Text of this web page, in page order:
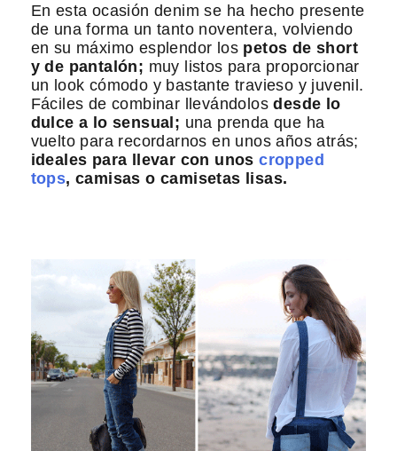
En esta ocasión denim se ha hecho presente
de una forma un tanto noventera, volviendo
en su máximo esplendor los petos de short
y de pantalón; muy listos para proporcionar
un look cómodo y bastante travieso y juvenil.
Fáciles de combinar llevándolosdesde lo
dulce a lo sensual; una prenda que ha
vuelto para recordarnos en unos años atrás;
ideales para llevar con unoscropped
tops, camisas o camisetas lisas.